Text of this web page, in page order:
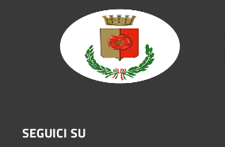
SEGUICI SU